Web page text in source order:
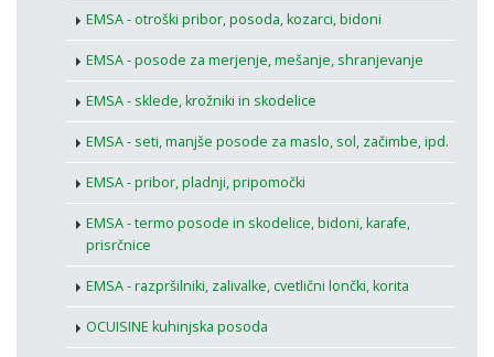
EMSA - otroški pribor, posoda, kozarci, bidoni
EMSA - posode za merjenje, mešanje, shranjevanje
EMSA - sklede, krožniki in skodelice
EMSA - seti, manjše posode za maslo, sol, začimbe, ipd.
EMSA - pribor, pladnji, pripomočki
EMSA - termo posode in skodelice, bidoni, karafe,
prisrčnice
EMSA - razpršilniki, zalivalke, cvetlični lončki, korita
OCUISINE kuhinjska posoda